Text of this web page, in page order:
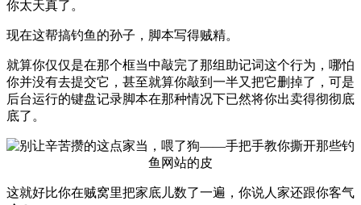
你太天真了。
现在这帮搞钓鱼的孙子，脚本写得贼精。
就算你仅仅是在那个框当中敲完了那组助记词这个行为，哪怕
你并没有去提交它，甚至就算你敲到一半又把它删掉了，可是
后台运行的键盘记录脚本在那种情况下已然将你出卖得彻彻底
底了。
这就好比你在贼窝里把家底儿数了一遍，你说人家还跟你客气